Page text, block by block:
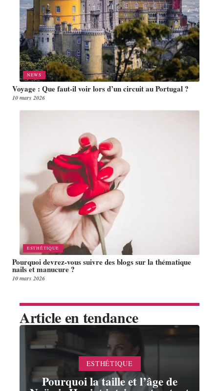
NEWS
Voyage : Que faut-il voir lors d’un circuit au Portugal ?
10 mars 2026
ESTHÉTIQUE
Pourquoi devrez-vous suivre des blogs sur la thématique
nails et manucure ?
10 mars 2026
Article en tendance
ESTHÉTIQUE
Pourquoi la taille et l’âge de